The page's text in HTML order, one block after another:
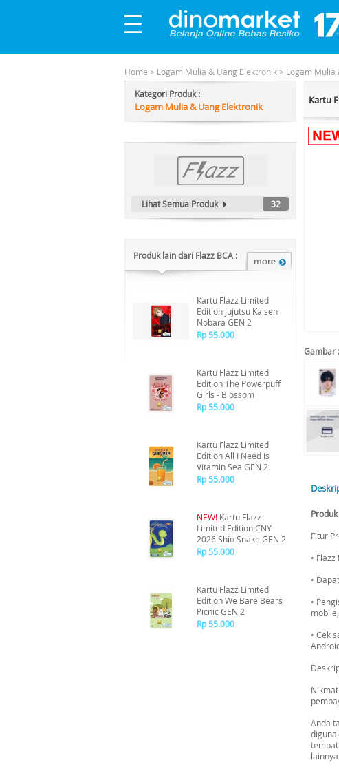
Home > Logam Mulia & Uang Elektronik> Logam Mulia
Kategori Produk :
Logam Mulia & Uang Elektronik
Lihat Semua Produk 32
Produk lain dari Flazz BCA :
Kartu Flazz Limited
Edition Jujutsu Kaisen
Nobara GEN 2
Rp 55.000
Kartu Flazz Limited
Edition The Powerpuff
Girls - Blossom
Rp 55.000
Kartu Flazz Limited
Edition All I Need is
Vitamin Sea GEN 2
Rp 55.000
NEW! Kartu Flazz
Limited Edition CNY
2026 Shio Snake GEN 2
Rp 55.000
Kartu Flazz Limited
Edition We Bare Bears
Picnic GEN 2
Rp 55.000
Kartu
Gambar :
Fitur
• Flazz
•
•
• Cek
Anda
tempat